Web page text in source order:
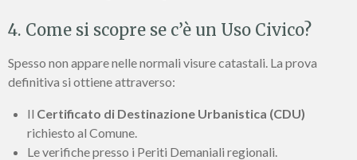
4. Come si scopre se c’è un Uso Civico?
Spesso non appare nelle normali visure catastali. La prova
definitiva si ottiene attraverso:
Il Certificato di Destinazione Urbanistica (CDU)
richiesto al Comune.
Le verifiche presso i Periti Demaniali regionali.